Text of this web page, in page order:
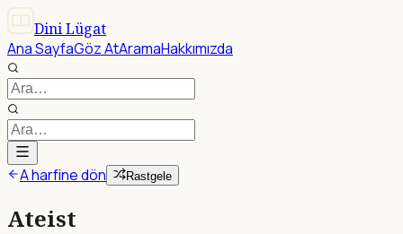
Dini Lügat
Ana SayfaGöz AtAramaHakkımızda
A harfine dön Rastgele
Ateist